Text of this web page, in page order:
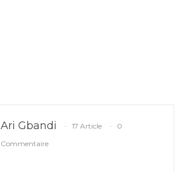
Ari Gbandi 17 Article
0
Commentaire